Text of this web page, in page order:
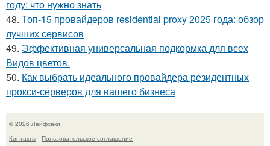
году: что нужно знать
48. Топ-15 провайдеров residential proxy 2025 года: обзор
лучших сервисов
49. Эффективная универсальная подкормка для всех
Видов цветов.
50. Как выбрать идеального провайдера резидентных
прокси-серверов для вашего бизнеса
© 2026 Лайфхаки
Контакты
Пользовательское соглашение